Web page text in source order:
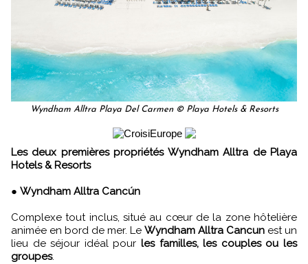
Wyndham Alltra Playa Del Carmen © Playa Hotels & Resorts
Les deux premières propriétés Wyndham Alltra de Playa
Hotels & Resorts
● Wyndham Alltra Cancún
Complexe tout inclus, situé au cœur de la zone hôtelière
animée en bord de mer. Le Wyndham Alltra Cancun est un
lieu de séjour idéal pour les familles, les couples ou les
groupes.